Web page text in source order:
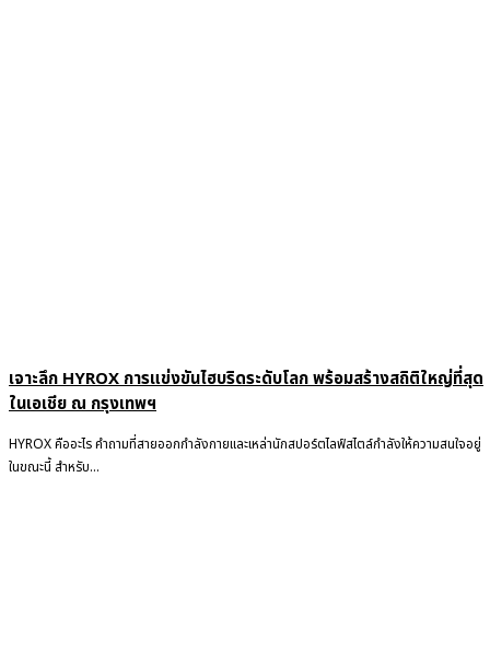
เจาะลึก HYROX การแข่งขันไฮบริดระดับโลก พร้อมสร้างสถิติใหญ่ที่สุด
ในเอเชีย ณ กรุงเทพฯ
HYROX คืออะไร คำถามที่สายออกกำลังกายและเหล่านักสปอร์ตไลฟ์สไตล์กำลังให้ความสนใจอยู่
ในขณะนี้ สำหรับ...